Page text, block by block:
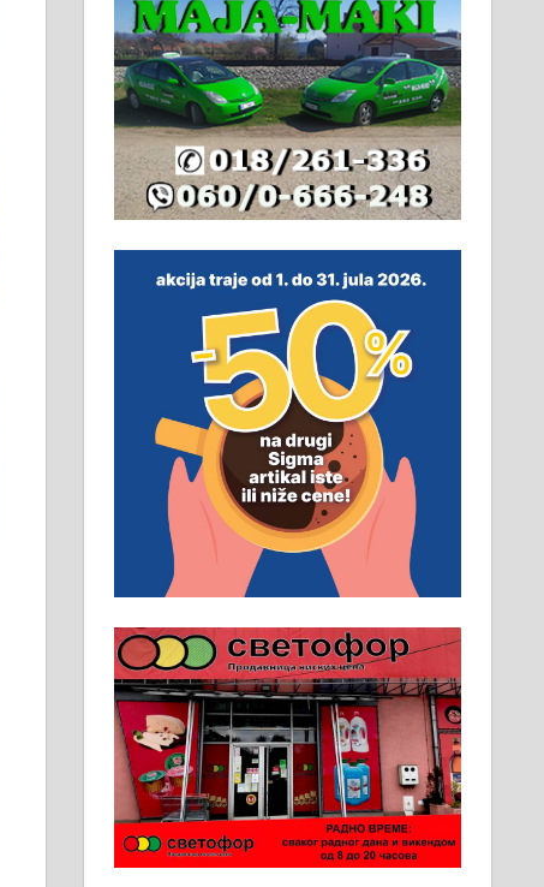
ПОСЛОВНИ ОГЛАСИ
Рудник и флотација Рудник
д.о.о. Рудник запошљава 20
помоћника рудара. Услови:
Основна школа, пожељно
радно искуство на истим и
смештај, превоз, исхрана.
032/57-41-122 – локал 22
Пружам услуге завршних
радова у грађевини,
хидроизолације и молерских
радова. 061/25-28-058
Ало таксију потребан возач са Б
категоријом. 064/02-85-511
Потребна два радника за рад на
стоваришту „Липа промет” у
Алексинцу. За више
информација доћи лично на
стовариште у улици Максима
Горког 26 сваког радног дана од
8 до 15 часова. 063/465-045
Чистим све врсте димњака.
061/32-13-445